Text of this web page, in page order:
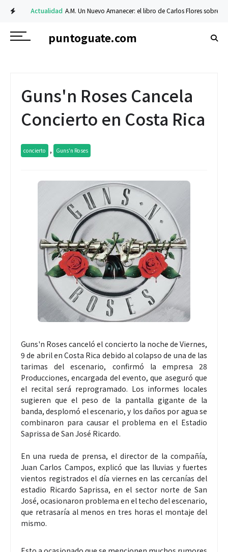
Actualidad A.M. Un Nuevo Amanecer: el libro de Carlos Flores sobre fe y
puntoguate.com
Guns'n Roses Cancela
Concierto en Costa Rica
concierto , Guns'n Roses
Guns'n Roses canceló el concierto la noche de Viernes,
9 de abril en Costa Rica debido al colapso de una de las
tarimas del escenario, confirmó la empresa 28
Producciones, encargada del evento, que aseguró que
el recital será reprogramado. Los informes locales
sugieren que el peso de la pantalla gigante de la
banda, desplomó el escenario, y los daños por agua se
combinaron para causar el problema en el Estadio
Saprissa de San José Ricardo.
En una rueda de prensa, el director de la compañía,
Juan Carlos Campos, explicó que las lluvias y fuertes
vientos registrados el día viernes en las cercanías del
estadio Ricardo Saprissa, en el sector norte de San
José, ocasionaron problema en el techo del escenario,
que retrasaría al menos en tres horas el montaje del
mismo.